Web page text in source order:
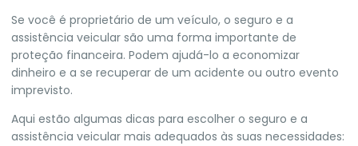
Se você é proprietário de um veículo, o seguro e a
assistência veicular são uma forma importante de
proteção financeira. Podem ajudá-lo a economizar
dinheiro e a se recuperar de um acidente ou outro evento
imprevisto.
Aqui estão algumas dicas para escolher o seguro e a
assistência veicular mais adequados às suas necessidades: